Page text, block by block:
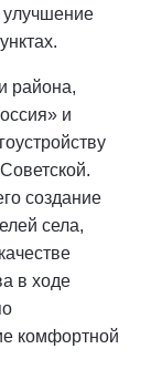
улучшение
района,
и
создание
села,
в ходе
комфортной